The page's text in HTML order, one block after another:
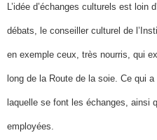
L’idée d’échanges culturels est loin
débats, le conseiller culturel de
en exemple ceux, très nourris, qui
long de la Route de la soie. Ce qui
laquelle se font les échanges, ainsi
employées.